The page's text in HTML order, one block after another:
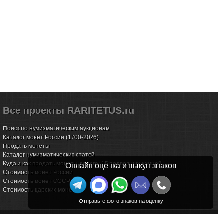
Все проекты RARITETUS.ru
Поиск по нумизматическим аукционам
Каталог монет России (1700-2026)
Продать монеты
Каталог нумизматических статей
Куда и как продать монеты дорого: 15 подводных камней
Стоимость монет России
Стоимость монет СССР
Стоимость царских монет
Онлайн оценка и выкуп знаков